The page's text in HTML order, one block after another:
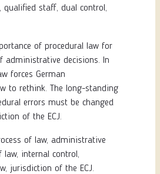
qualified staff, dual control,
of procedural law for
administrative decisions. In
forces German
to rethink. The long-standing
errors must be changed
of the ECJ.
of law, administrative
law, internal control,
jurisdiction of the ECJ.